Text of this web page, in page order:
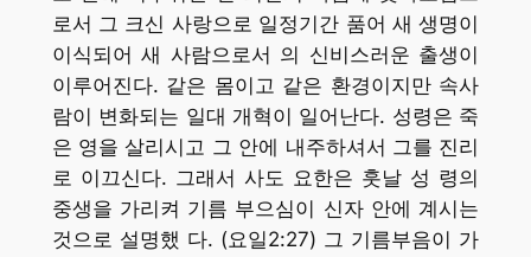
로서 그 크신 사랑으로 일정기간 품어 새 생명이
이식되어 새 사람으로서 의 신비스러운 출생이
이루어진다. 같은 몸이고 같은 환경이지만 속사
람이 변화되는 일대 개혁이 일어난다. 성령은 죽
은 영을 살리시고 그 안에 내주하셔서 그를 진리
로 이끄신다. 그래서 사도 요한은 훗날 성 령의
중생을 가리켜 기름 부으심이 신자 안에 계시는
것으로 설명했 다. (요일2:27) 그 기름부음이 가